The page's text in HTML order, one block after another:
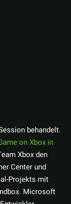
behandelt.
on Xbox in
Xbox den
Center und
Projekts mit
Microsoft